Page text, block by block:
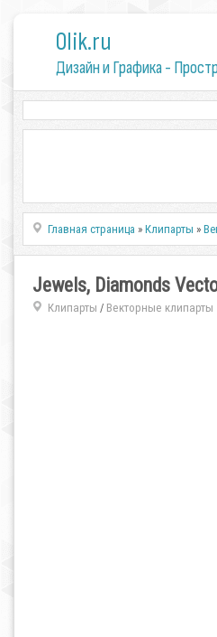
0lik.ru
Дизайн и Графика -
Главная страница »Клипарты »
Jewels, Diamonds
Клипарты / Векторные клипарты